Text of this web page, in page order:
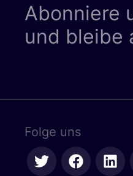
Abonniere
und bleibe
Folge uns